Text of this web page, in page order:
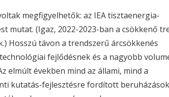
megfigyelhetők: az IEA tisztaenergia-
mutat. (Igaz, 2022-2023-ban a csökkenő
Hosszú távon a trendszerű árcsökkenés
fejlődésnek és a nagyobb
elmúlt években mind az állami, mind a
kutatás-fejlesztésre fordított